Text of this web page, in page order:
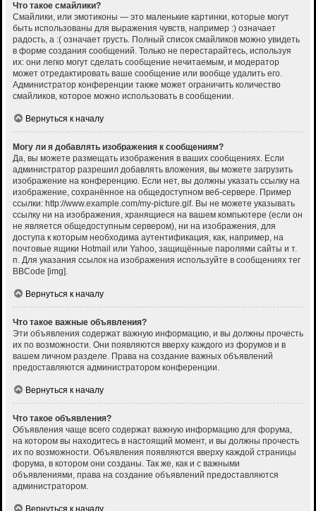
Что такое смайлики?
Смайлики, или эмотиконы — это маленькие картинки, которые могут
быть использованы для выражения чувств, например :) означает
радость, а :( означает грусть. Полный список смайликов можно увидеть
в форме создания сообщений. Только не перестарайтесь, используя
их: они легко могут сделать сообщение нечитаемым, и модератор
может отредактировать ваше сообщение или вообще удалить его.
Администратор конференции также может ограничить количество
смайликов, которое можно использовать в сообщении.
Вернуться к началу
Могу ли я добавлять изображения к сообщениям?
Да, вы можете размещать изображения в ваших сообщениях. Если
администратор разрешил добавлять вложения, вы можете загрузить
изображение на конференцию. Если нет, вы должны указать ссылку на
изображение, сохранённое на общедоступном веб-сервере. Пример
ссылки: http://www.example.com/my-picture.gif. Вы не можете указывать
ссылку ни на изображения, хранящиеся на вашем компьютере (если он
не является общедоступным сервером), ни на изображения, для
доступа к которым необходима аутентификация, как, например, на
почтовые ящики Hotmail или Yahoo, защищённые паролями сайты и т.
п. Для указания ссылок на изображения используйте в сообщениях тег
BBCode [img].
Вернуться к началу
Что такое важные объявления?
Эти объявления содержат важную информацию, и вы должны прочесть
их по возможности. Они появляются вверху каждого из форумов и в
вашем личном разделе. Права на создание важных объявлений
предоставляются администратором конференции.
Вернуться к началу
Что такое объявления?
Объявления чаще всего содержат важную информацию для форума,
на котором вы находитесь в настоящий момент, и вы должны прочесть
их по возможности. Объявления появляются вверху каждой страницы
форума, в котором они созданы. Так же, как и с важными
объявлениями, права на создание объявлений предоставляются
администратором.
Вернуться к началу